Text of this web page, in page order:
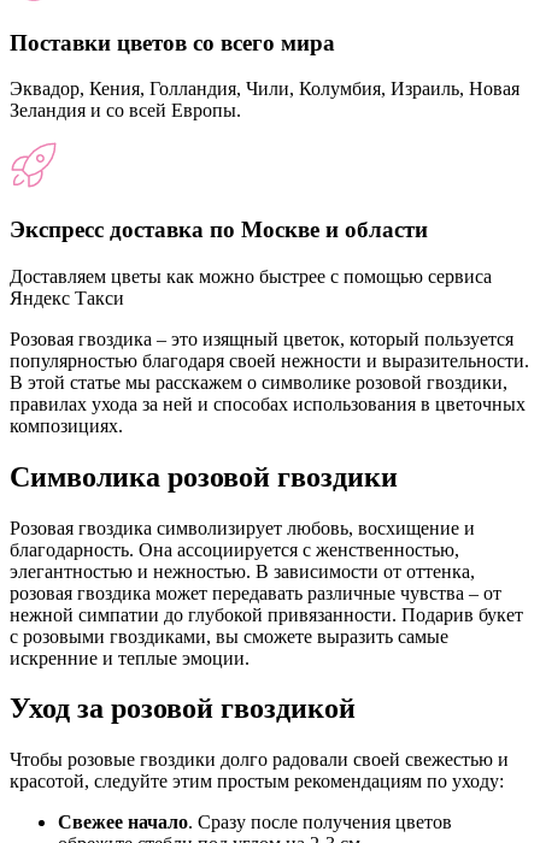
Поставки цветов со всего мира
Эквадор, Кения, Голландия, Чили, Колумбия, Израиль, Новая
Зеландия и со всей Европы.
Экспресс доставка по Москве и области
Доставляем цветы как можно быстрее с помощью сервиса
Яндекс Такси
Розовая гвоздика – это изящный цветок, который пользуется
популярностью благодаря своей нежности и выразительности.
В этой статье мы расскажем о символике розовой гвоздики,
правилах ухода за ней и способах использования в цветочных
композициях.
Символика розовой гвоздики
Розовая гвоздика символизирует любовь, восхищение и
благодарность. Она ассоциируется с женственностью,
элегантностью и нежностью. В зависимости от оттенка,
розовая гвоздика может передавать различные чувства – от
нежной симпатии до глубокой привязанности. Подарив букет
с розовыми гвоздиками, вы сможете выразить самые
искренние и теплые эмоции.
Уход за розовой гвоздикой
Чтобы розовые гвоздики долго радовали своей свежестью и
красотой, следуйте этим простым рекомендациям по уходу:
Свежее начало. Сразу после получения цветов